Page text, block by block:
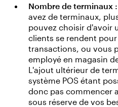
Nombre de terminaux :
avez de terminaux,
pouvez choisir d'avoir
clients se rendent
transactions, ou vous
employé en magasin
L'ajout ultérieur de
système POS étant
donc pas commencer
sous réserve de vos